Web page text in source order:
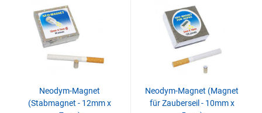
Neodym-Magnet
(Stabmagnet - 12mm x
Neodym-Magnet (Magnet
für Zauberseil - 10mm x